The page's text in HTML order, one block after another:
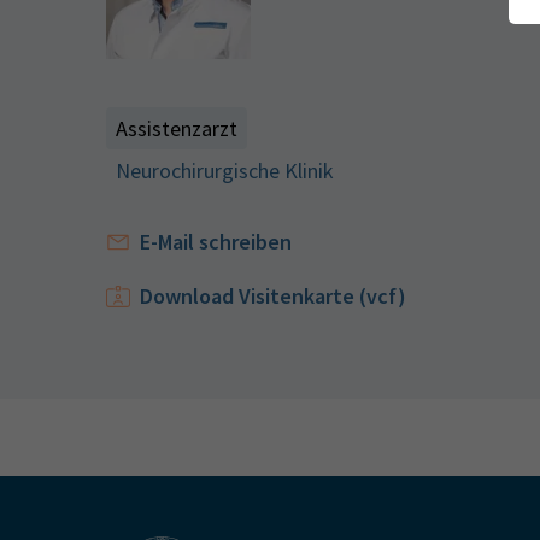
Assistenzarzt
Neurochirurgische Klinik
E-Mail schreiben
Download Visitenkarte (vcf)